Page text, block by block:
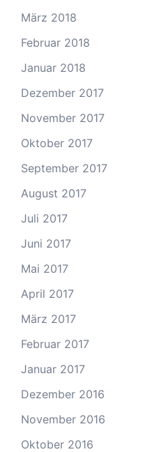
März 2018
Februar 2018
Januar 2018
Dezember 2017
November 2017
Oktober 2017
September 2017
August 2017
Juli 2017
Juni 2017
Mai 2017
April 2017
März 2017
Februar 2017
Januar 2017
Dezember 2016
November 2016
Oktober 2016